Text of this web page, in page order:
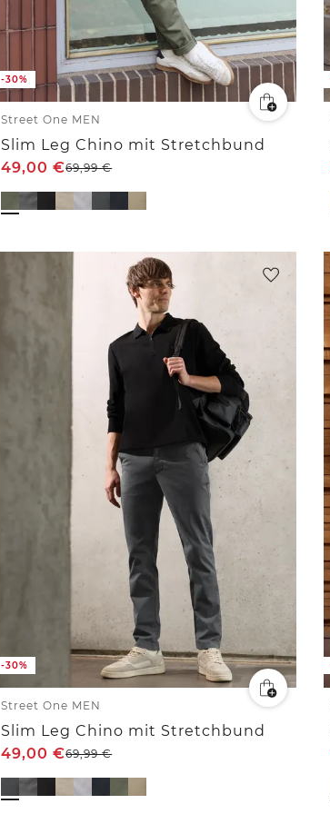
-30%
Street One MEN
Slim Leg Chino mit Stretchbund
49,00€69,99€
-30%
Street One MEN
Slim Leg Chino mit Stretchbund
49,00€69,99€